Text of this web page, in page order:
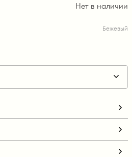
Нет в наличии
Бежевый